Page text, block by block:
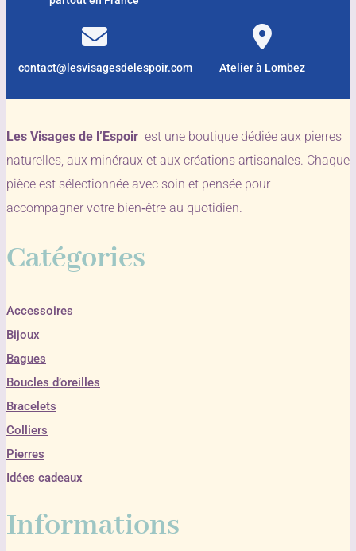
contact@lesvisagesdelespoir.com Atelier à Lombez
Les Visages de l’Espoir est une boutique dédiée aux pierres
naturelles, aux minéraux et aux créations artisanales. Chaque
pièce est sélectionnée avec soin et pensée pour
accompagner votre bien‑être au quotidien.
Catégories
Accessoires
Bijoux
Bagues
Boucles d’oreilles
Bracelets
Colliers
Pierres
Idées cadeaux
Informations